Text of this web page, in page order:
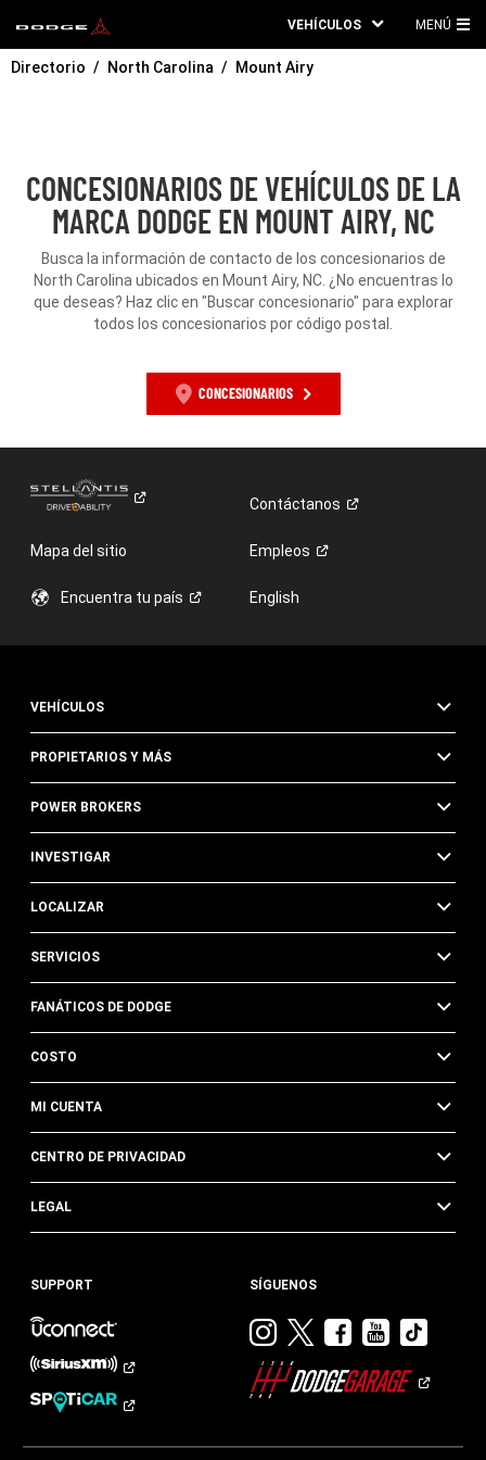
VEHÍCULOS MENÚ
Directorio North Carolina Mount Airy
CONCESIONARIOS DE VEHÍCULOS DE LA
MARCA DODGE EN MOUNT AIRY, NC
Busca la información de contacto de los concesionarios de
North Carolina ubicados en Mount Airy, NC. ¿No encuentras lo
que deseas? Haz clic en "Buscar concesionario" para explorar
todos los concesionarios por código postal.
CONCESIONARIOS
Contáctanos
Mapa del sitio Empleos
Encuentra tu país English
VEHÍCULOS
PROPIETARIOS Y MÁS
POWER BROKERS
INVESTIGAR
LOCALIZAR
SERVICIOS
FANÁTICOS DE DODGE
COSTO
MI CUENTA
CENTRO DE PRIVACIDAD
LEGAL
SUPPORT SÍGUENOS
Visitar
Dodge
en
Visitar
en
Visitar
en
Visitar
en en